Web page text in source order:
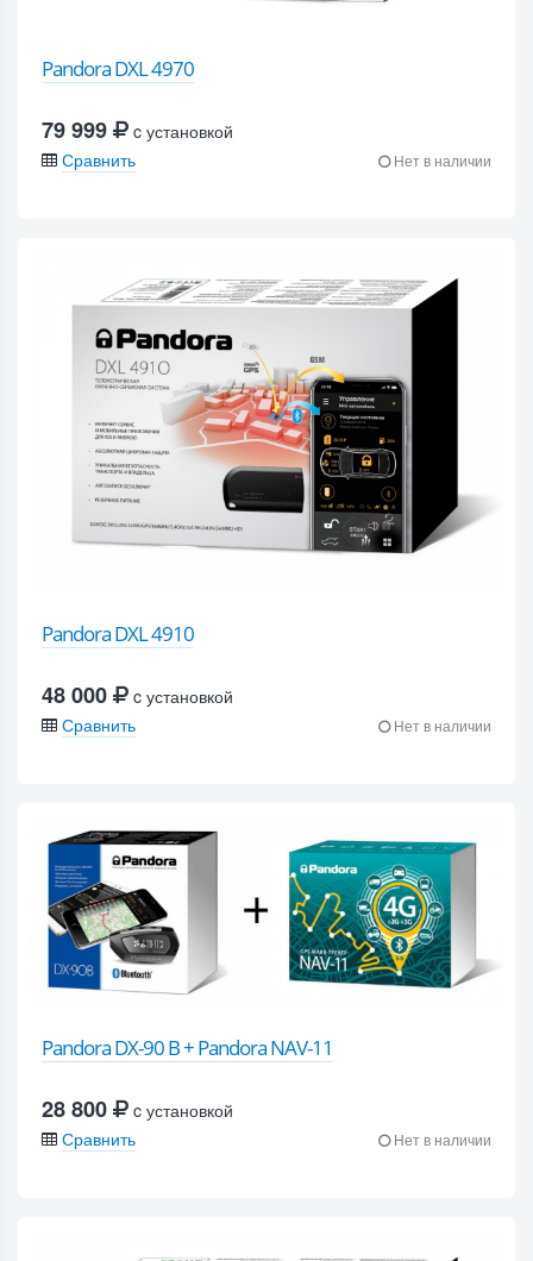
Pandora DXL 4970
79 999
c установкой
Сравнить
Нет в наличии
Pandora DXL 4910
48 000
c установкой
Сравнить
Нет в наличии
Pandora DX-90 B + Pandora NAV-11
28 800
c установкой
Сравнить
Нет в наличии